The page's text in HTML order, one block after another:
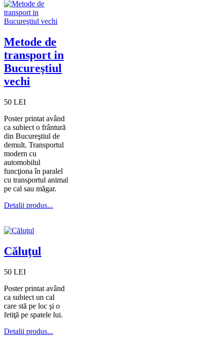
Metode de
transport in
Bucureştiul
vechi
50 LEI
Poster printat având
ca subiect o frântură
din Bucureştiul de
demult. Transportul
modern cu
automobilul
funcţiona în paralel
cu transportul animal
pe cal sau măgar.
Detalii produs...
Căluţul
50 LEI
Poster printat având
ca subiect un cal
care stă pe loc şi o
fetiţă pe spatele lui.
Detalii produs...